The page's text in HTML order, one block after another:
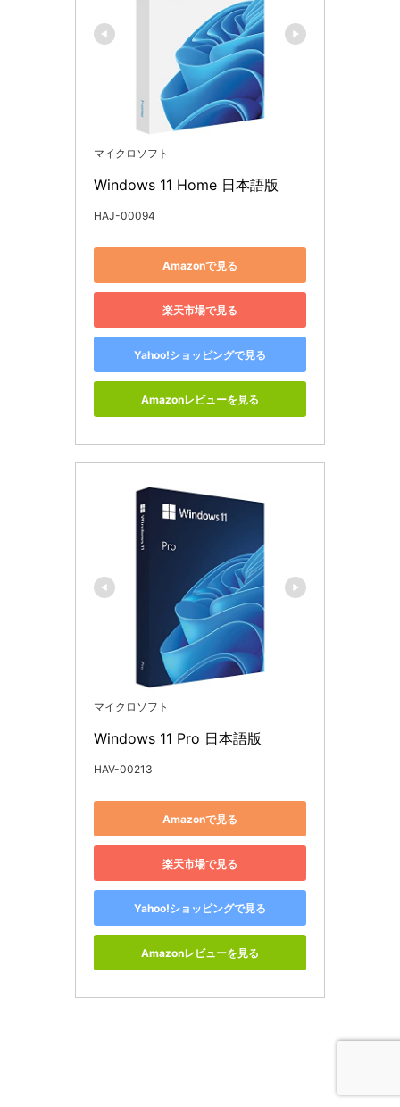
マイクロソフト
Windows 11 Home 日本語版
HAJ-00094
Amazonで見る
楽天市場で見る
Yahoo!ショッピングで見る
Amazonレビューを見る
マイクロソフト
Windows 11 Pro 日本語版
HAV-00213
Amazonで見る
楽天市場で見る
Yahoo!ショッピングで見る
Amazonレビューを見る